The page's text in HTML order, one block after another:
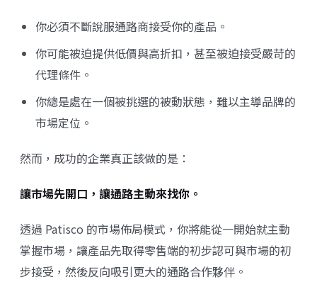
你必須不斷說服通路商接受你的產品。
你可能被迫提供低價與高折扣，甚至被迫接受嚴苛的
代理條件。
你總是處在一個被挑選的被動狀態，難以主導品牌的
市場定位。
然而，成功的企業真正該做的是：
讓市場先開口，讓通路主動來找你。
透過 Patisco 的市場佈局模式，你將能從一開始就主動
掌握市場，讓產品先取得零售端的初步認可與市場的初
步接受，然後反向吸引更大的通路合作夥伴。